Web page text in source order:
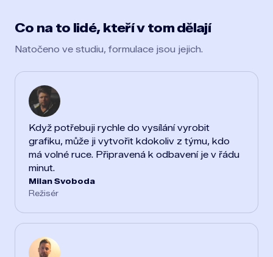
Co na to lidé, kteří v tom dělají
Natočeno ve studiu, formulace jsou jejich.
Když potřebuji rychle do vysílání vyrobit
grafiku, může ji vytvořit kdokoliv z týmu, kdo
má volné ruce. Připravená k odbavení je v řádu
minut.
Milan Svoboda
Režisér